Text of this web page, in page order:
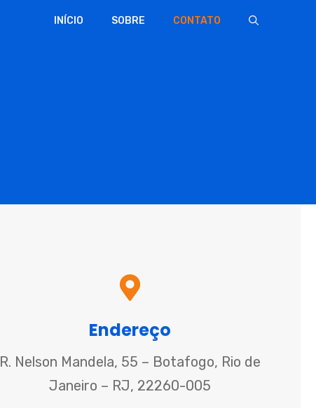
INÍCIO SOBRE CONTATO
Endereço
R. Nelson Mandela, 55 – Botafogo, Rio de
Janeiro – RJ, 22260-005